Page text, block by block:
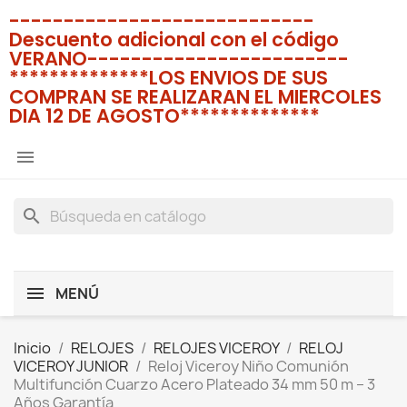
----------------------------
Descuento adicional con el código
VERANO------------------------
**************LOS ENVIOS DE SUS
COMPRAN SE REALIZARAN EL MIERCOLES
DIA 12 DE AGOSTO**************

search
MENÚ
Inicio RELOJES RELOJES VICEROY
RELOJ
VICEROY JUNIOR
Reloj Viceroy Niño Comunión
Multifunción Cuarzo Acero Plateado 34 mm 50 m – 3
Años Garantía